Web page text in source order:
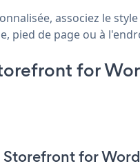
associez le
pied de page ou à
for
for